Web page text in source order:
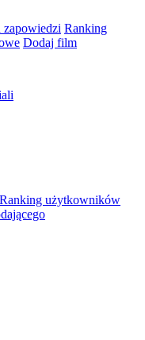
zapowiedzi Ranking
Dodaj film
Ranking użytkowników